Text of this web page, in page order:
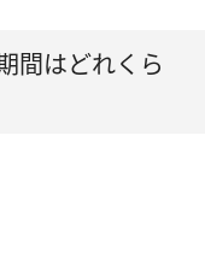
間はどれくら